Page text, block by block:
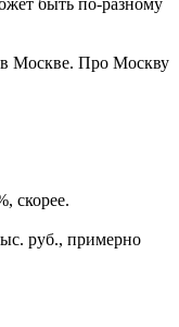
Москве. Про Москву
скорее.
руб., примерно